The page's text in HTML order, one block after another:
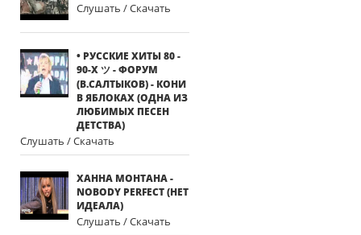
Слушать / Скачать
• РУССКИЕ ХИТЫ 80 -
90-Х ツ - ФОРУМ
(В.САЛТЫКОВ) - КОНИ
В ЯБЛОКАХ (ОДНА ИЗ
ЛЮБИМЫХ ПЕСЕН
ДЕТСТВА)
Слушать / Скачать
ХАННА МОНТАНА -
NOBODY PERFECT (НЕТ
ИДЕАЛА)
Слушать / Скачать